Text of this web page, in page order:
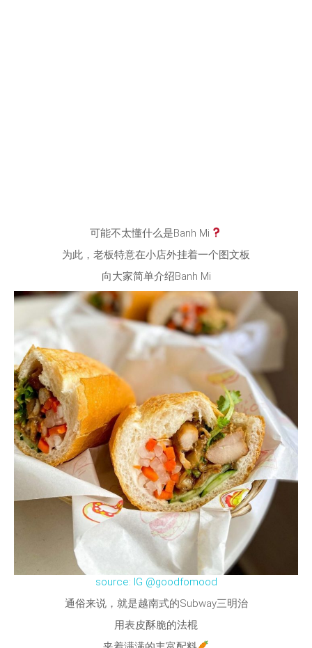
可能不太懂什么是Banh Mi
为此，老板特意在小店外挂着一个图文板
向大家简单介绍Banh Mi
source: IG @goodfomood
通俗来说，就是越南式的Subway三明治
用表皮酥脆的法棍